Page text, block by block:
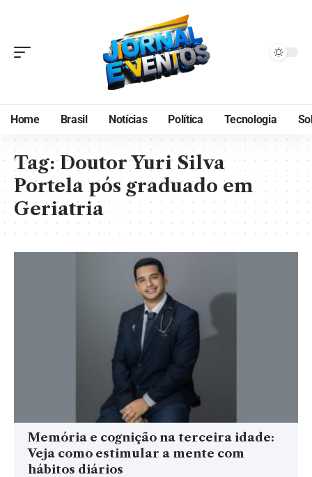
Home Brasil Notícias Política Tecnologia
Tag:Doutor Yuri Silva
Portela pós graduado em
Geriatria
Memória e cognição na terceira idade:
Veja como estimular a mente com
hábitos diários